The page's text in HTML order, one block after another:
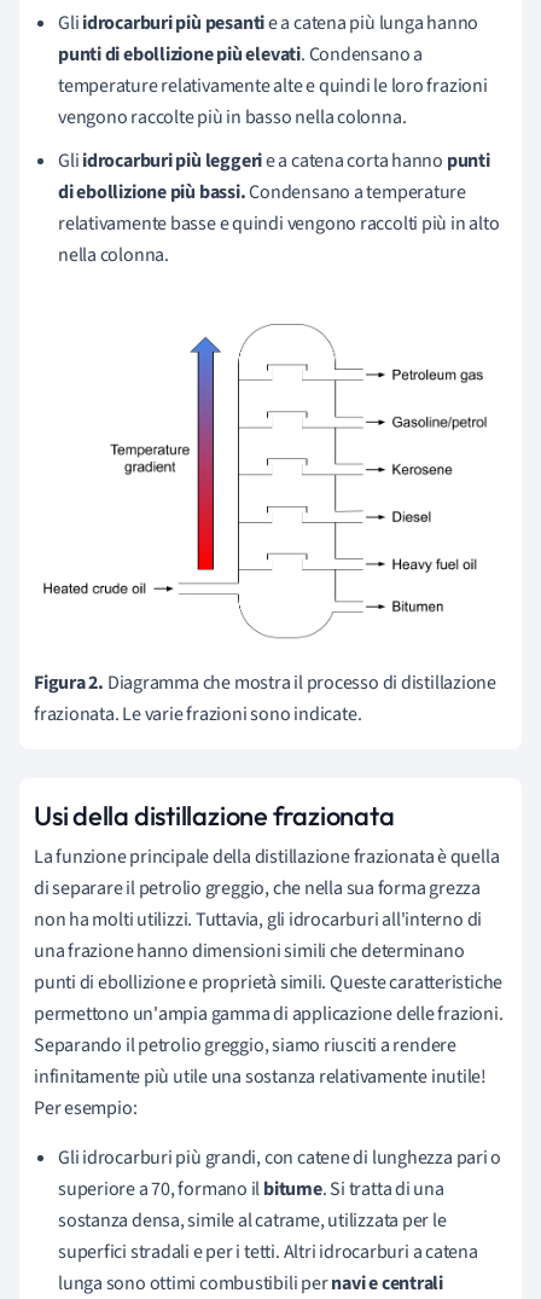
Gliidrocarburi più pesantie a catena più lunga hanno
punti di ebollizione più elevati. Condensano a
temperature relativamente alte e quindi le loro frazioni
vengono raccolte più in basso nella colonna.
Gliidrocarburi più leggerie a catena corta hanno punti
di ebollizione più bassi.Condensano a temperature
relativamente basse e quindi vengono raccolti più in alto
nella colonna.
Figura 2. Diagramma che mostra il processo di distillazione
frazionata. Le varie frazioni sono indicate.
Usi della distillazione frazionata
La funzione principale della distillazione frazionata è quella
di separare il petrolio greggio, che nella sua forma grezza
non ha molti utilizzi. Tuttavia, gli idrocarburi all'interno di
una frazione hanno dimensioni simili che determinano
punti di ebollizione e proprietà simili. Queste caratteristiche
permettono un'ampia gamma di applicazione delle frazioni.
Separando il petrolio greggio, siamo riusciti a rendere
infinitamente più utile una sostanza relativamente inutile!
Per esempio:
Gli idrocarburi più grandi, con catene di lunghezza pari o
superiore a 70, formano ilbitume. Si tratta di una
sostanza densa, simile al catrame, utilizzata per le
superfici stradali e per i tetti. Altri idrocarburi a catena
lunga sono ottimi combustibili pernavi e centrali